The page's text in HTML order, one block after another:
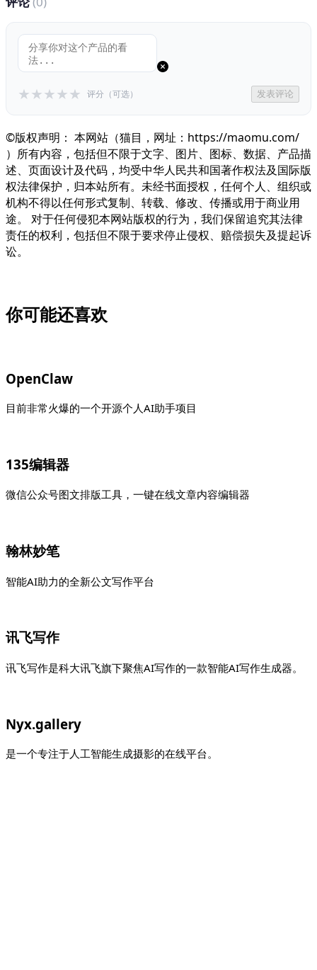
★★★★★ 评分（可选） 发表评论
©版权声明： 本网站（猫目，网址：https://maomu.com/
）所有内容，包括但不限于文字、图片、图标、数据、产品描
述、页面设计及代码，均受中华人民共和国著作权法及国际版
权法律保护，归本站所有。未经书面授权，任何个人、组织或
机构不得以任何形式复制、转载、修改、传播或用于商业用
途。 对于任何侵犯本网站版权的行为，我们保留追究其法律
责任的权利，包括但不限于要求停止侵权、赔偿损失及提起诉
讼。
你可能还喜欢
OpenClaw
目前非常火爆的一个开源个人AI助手项目
135编辑器
微信公众号图文排版工具，一键在线文章内容编辑器
翰林妙笔
智能AI助力的全新公文写作平台
讯飞写作
讯飞写作是科大讯飞旗下聚焦AI写作的一款智能AI写作生成器。
Nyx.gallery
是一个专注于人工智能生成摄影的在线平台。